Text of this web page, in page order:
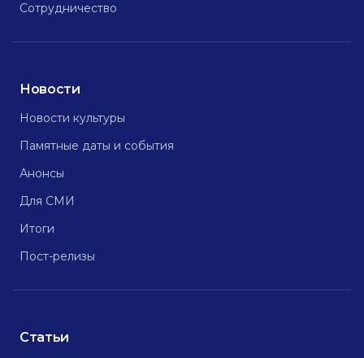
Сотрудничество
Новости
Новости культуры
Памятные даты и события
Анонсы
Для СМИ
Итоги
Пост-релизы
Статьи